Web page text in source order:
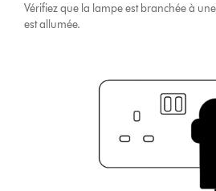
Vérifiez que la lampe est branchée à
est allumée.